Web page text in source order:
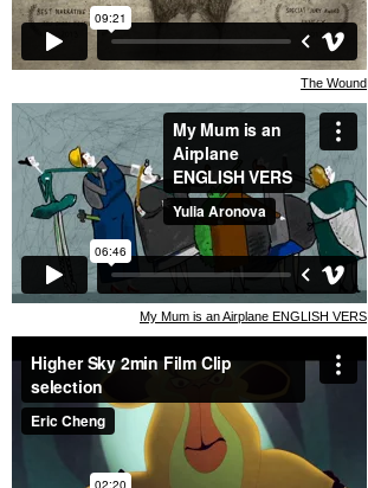
The Wound
My Mum is an Airplane ENGLISH VERS